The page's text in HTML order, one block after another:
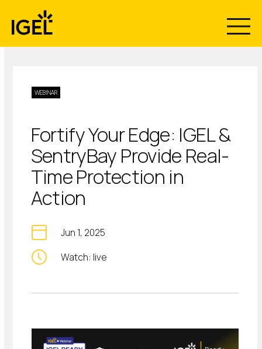
content
WEBINAR
Fortify Your Edge: IGEL &
SentryBay Provide Real-
Time Protection in
Action
Jun 1, 2025
Watch: live